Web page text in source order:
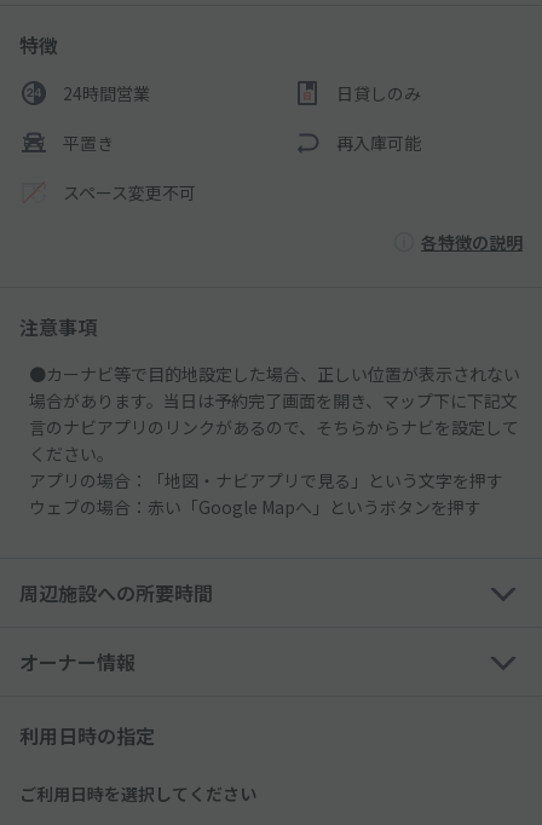
特徴
24時間営業 日貸しのみ
平置き 再入庫可能
スペース変更不可
各特徴の説明
注意事項
●カーナビ等で目的地設定した場合、正しい位置が表示されない
場合があります。当日は予約完了画面を開き、マップ下に下記文
言のナビアプリのリンクがあるので、そちらからナビを設定して
ください。
アプリの場合：「地図・ナビアプリで見る」という文字を押す
ウェブの場合：赤い「Google Mapへ」というボタンを押す
周辺施設への所要時間
オーナー情報
利用日時の指定
ご利用日時を選択してください